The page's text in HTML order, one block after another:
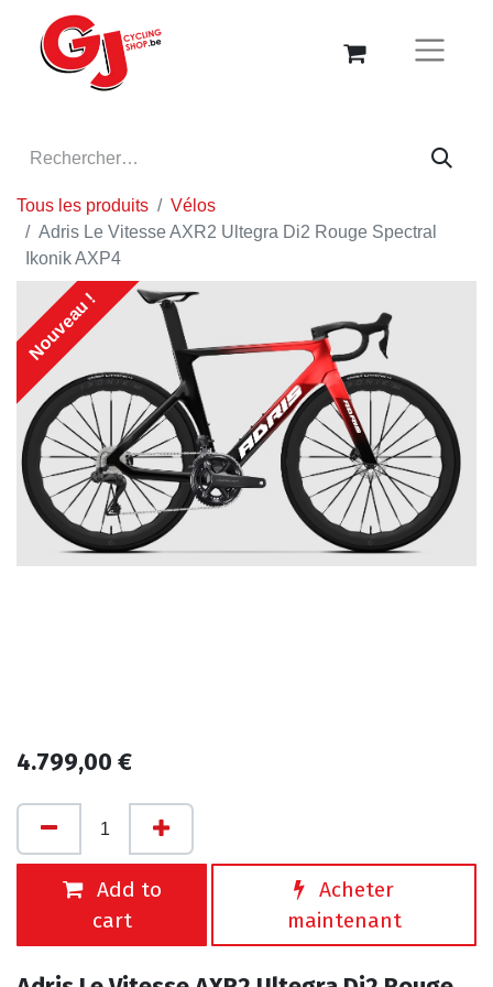
Tous les produits
Vélos
Adris Le Vitesse AXR2 Ultegra Di2 Rouge Spectral
Ikonik AXP4
Nouveau !
4.799,00 €
Add to
cart
Acheter
maintenant